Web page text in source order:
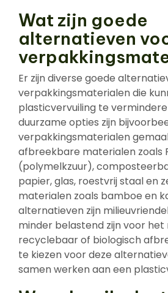
Wat zijn goede
alternatieven
Er zijn diverse goede
verpakkingsmaterialen die
plasticvervuiling te
duurzame opties zijn
verpakkingsmaterialen
afbreekbare materialen zoals
(polymelkzuur),
papier, glas, roestvrij staal en
materialen zoals bamboe en
alternatieven zijn
minder belastend zijn voor het
recyclebaar of biologisch
te kiezen voor deze
samen werken aan een